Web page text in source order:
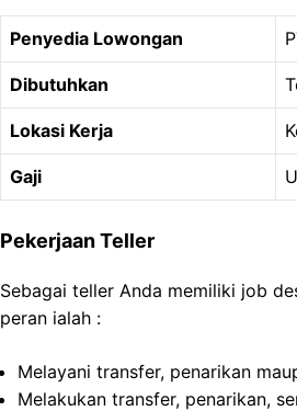
Penyedia Lowongan
Dibutuhkan
Lokasi Kerja
Gaji
Pekerjaan Teller
Sebagai teller Anda memiliki job
peran ialah :
Melayani transfer, penarikan
Melakukan transfer, penarikan,